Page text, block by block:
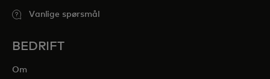
Vanlige spørsmål
BEDRIFT
Om